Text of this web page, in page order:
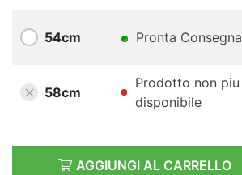
54cm Pronta Consegna
58cm
Prodotto non piu
disponibile
AGGIUNGI AL CARRELLO